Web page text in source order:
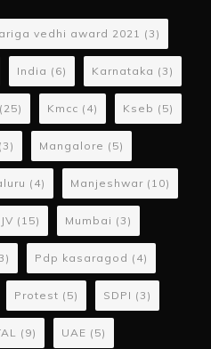
vedhi award 2021 (3)
India (6) Karnataka (3)
(25) Kmcc (4) Kseb (5)
(3) Mangalore (5)
(4) Manjeshwar (10)
(15) Mumbai (3)
Pdp kasaragod (4)
Protest (5) SDPI (3)
(9) UAE (5)